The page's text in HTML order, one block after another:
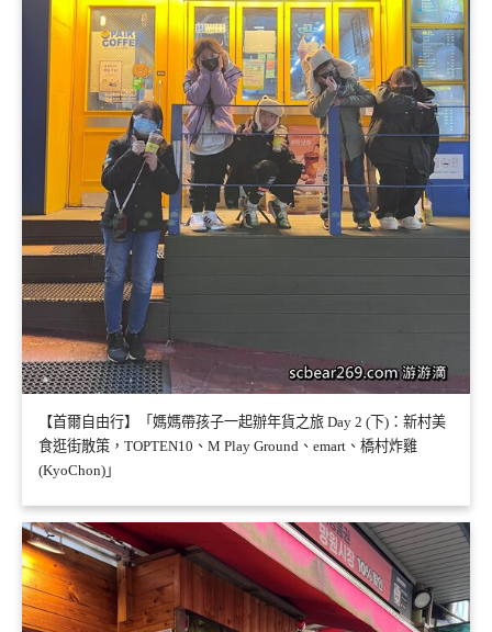
【首爾自由行】「媽媽帶孩子一起辦年貨之旅 Day 2 (下)：新村美
食逛街散策，TOPTEN10、M Play Ground、emart、橋村炸雞
(KyoChon)」